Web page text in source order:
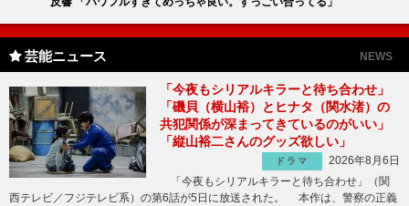
芸能ニュース NEWS
「今夜もシリアルキラーと待ち合わせ」
「磯貝（横山裕）とヒナタ（関水渚）の
共犯関係が深まってきているのがいい」
「縦山裕二さんのグッズ欲しい」
ドラマ
2026年8月6日
「今夜もシリアルキラーと待ち合わせ」（関
西テレビ／フジテレビ系）の第6話が5日に放送された。 本作は、警察の正義